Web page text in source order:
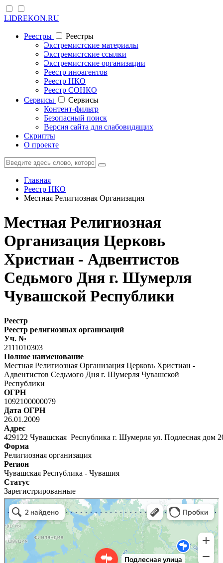
LIDREKON.RU
Реестры
Реестры
Экстремистские материалы
Экстремистские ссылки
Экстремистские организации
Реестр иноагентов
Реестр НКО
Реестр СОНКО
Cервисы
Cервисы
Контент-фильтр
Безопасный поиск
Версия сайта для слабовидящих
Скрипты
О проекте
Главная
Реестр НКО
Местная Религиозная Организация
Местная Религиозная
Организация Церковь
Христиан - Адвентистов
Седьмого Дня г. Шумерля
Чувашской Республики
Реестр
Реестр религиозных организаций
Уч. №
2111010303
Полное наименование
Местная Религиозная Организация Церковь Христиан -
Адвентистов Седьмого Дня г. Шумерля Чувашской
Республики
ОГРН
1092100000079
Дата ОГРН
26.01.2009
Адрес
429122 Чувашская Республика г. Шумерля ул. Подлесная дом
Форма
Религиозная организация
Регион
Чувашская Республика - Чувашия
Статус
Зарегистрированные